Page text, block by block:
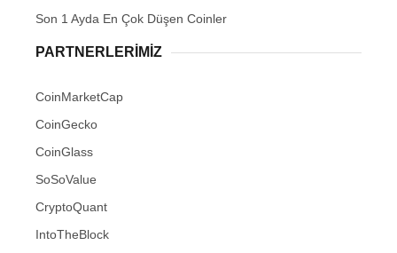
Son 1 Ayda En Çok Düşen Coinler
PARTNERLERIMIZ
CoinMarketCap
CoinGecko
CoinGlass
SoSoValue
CryptoQuant
IntoTheBlock